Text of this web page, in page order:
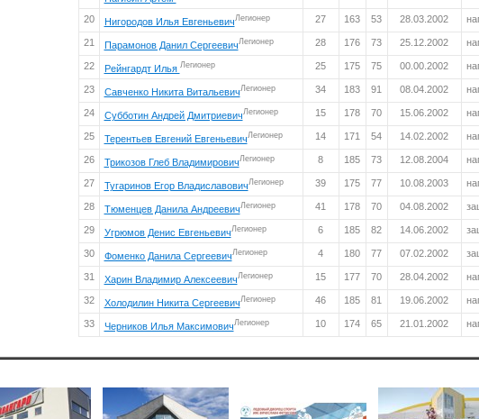
20 Нигородов Илья ЕвгеньевичЛегионер 27 163 53 28.03.2002
21 Парамонов Данил СергеевичЛегионер 28 176 73 25.12.2002
22 Рейнгардт Илья Легионер 25 175 75 00.00.2002
23 Савченко Никита ВитальевичЛегионер 34 183 91 08.04.2002
24 Субботин Андрей ДмитриевичЛегионер 15 178 70 15.06.2002
25 Терентьев Евгений ЕвгеньевичЛегионер 14 171 54 14.02.2002
26 Трикозов Глеб ВладимировичЛегионер 8 185 73 12.08.2004
27 Тугаринов Егор ВладиславовичЛегионер 39 175 77 10.08.2003
28 Тюменцев Данила АндреевичЛегионер 41 178 70 04.08.2002
29 Угрюмов Денис ЕвгеньевичЛегионер 6 185 82 14.06.2002
30 Фоменко Данила СергеевичЛегионер 4 180 77 07.02.2002
31 Харин Владимир АлексеевичЛегионер 15 177 70 28.04.2002
32 Холодилин Никита СергеевичЛегионер 46 185 81 19.06.2002
33 Черников Илья МаксимовичЛегионер 10 174 65 21.01.2002